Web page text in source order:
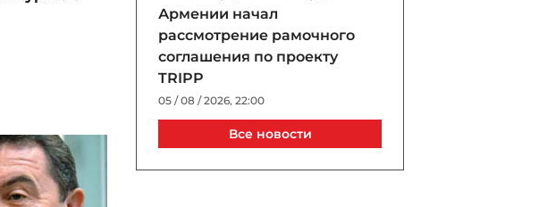
Армении начал
рассмотрение рамочного
соглашения по проекту
TRIPP
05 / 08 / 2026, 22:00
Джиджи Хадид и Брэдли
Купер тайно поженились в
Все новости